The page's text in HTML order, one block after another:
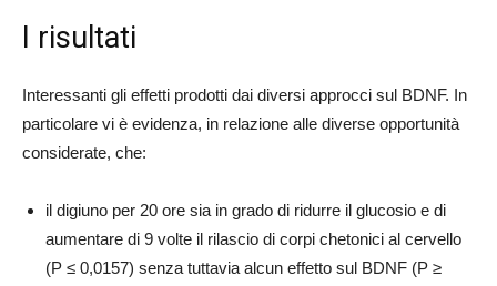
I risultati
Interessanti gli effetti prodotti dai diversi approcci sul BDNF. In
particolare vi è evidenza, in relazione alle diverse opportunità
considerate, che:
il digiuno per 20 ore sia in grado di ridurre il glucosio e di
aumentare di 9 volte il rilascio di corpi chetonici al cervello
(P ≤ 0,0157) senza tuttavia alcun effetto sul BDNF (P ≥